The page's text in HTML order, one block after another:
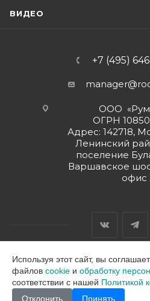
ВИДЕО
+7 (495)
ООО
ОГРН
Адрес: 142718,
Ленинский
поселение
Варшавское
офис
2026 © ООО
Используя этот сайт, вы
файлов cookie и обработку
соответствии с нашей Политикой
Отклонить
Принять